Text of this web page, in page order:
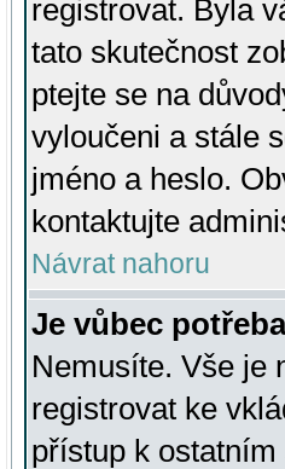
registrovat. Byla
tato skutečnost
ptejte se na
vyloučeni a stále
jméno a heslo.
kontaktujte
Návrat nahoru
Je vůbec
Nemusíte. Vše je
registrovat ke
přístup k